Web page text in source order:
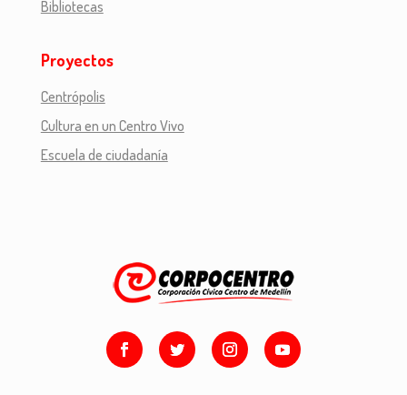
Bibliotecas
Proyectos
Centrópolis
Cultura en un Centro Vivo
Escuela de ciudadanía